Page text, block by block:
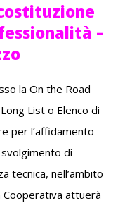
–
la On the Road
List o Elenco di
per l’affidamento
di
tecnica, nell’ambito
attuerà